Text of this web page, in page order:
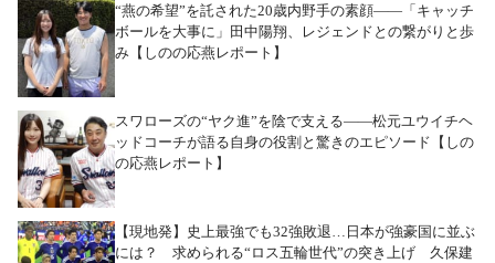
“燕の希望”を託された20歳内野手の素顔――「キャッチ
ボールを大事に」田中陽翔、レジェンドとの繋がりと歩
み【しのの応燕レポート】
スワローズの“ヤク進”を陰で支える――松元ユウイチヘ
ッドコーチが語る自身の役割と驚きのエピソード【しの
の応燕レポート】
【現地発】史上最強でも32強敗退…日本が強豪国に並ぶ
には？ 求められる“ロス五輪世代”の突き上げ 久保建